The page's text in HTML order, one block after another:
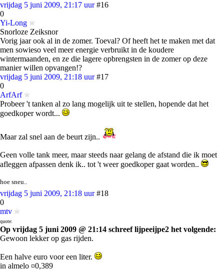
vrijdag 5 juni 2009, 21:17 uur #16
0
Yi-Long
Snorloze Zeiksnor
Vorig jaar ook al in de zomer. Toeval? Of heeft het te maken met dat
men sowieso veel meer energie verbruikt in de koudere
wintermaanden, en ze die lagere opbrengsten in de zomer op deze
manier willen opvangen!?
vrijdag 5 juni 2009, 21:18 uur #17
0
ArfArf
Probeer 't tanken al zo lang mogelijk uit te stellen, hopende dat het
goedkoper wordt...
Maar zal snel aan de beurt zijn..
Geen volle tank meer, maar steeds naar gelang de afstand die ik moet
afleggen afpassen denk ik.. tot 't weer goedkoper gaat worden..
hoe sneu..
vrijdag 5 juni 2009, 21:18 uur #18
0
mtv
quote:
Op vrijdag 5 juni 2009 @ 21:14 schreef lijpeeijpe2 het volgende:
Gewoon lekker op gas rijden.
Een halve euro voor een liter.
in almelo ¤0,389